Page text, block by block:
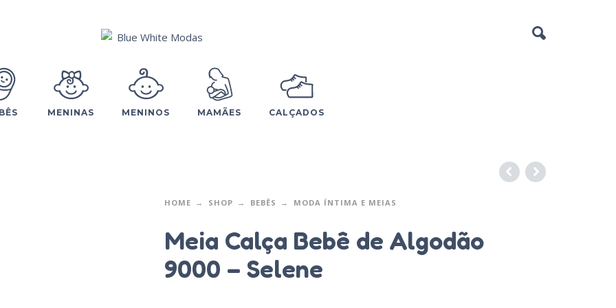
MENINAS MENINOS MAMÃES CALÇADOS
HOME SHOP BEBÊS MODA ÍNTIMA E MEIAS
Meia Calça Bebê de Algodão
9000 – Selene